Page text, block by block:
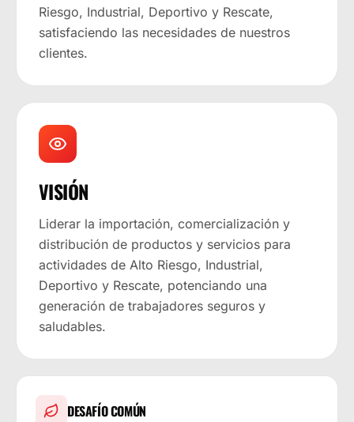
Riesgo, Industrial, Deportivo y Rescate,
satisfaciendo las necesidades de nuestros
clientes.
VISIÓN
Liderar la importación, comercialización y
distribución de productos y servicios para
actividades de Alto Riesgo, Industrial,
Deportivo y Rescate, potenciando una
generación de trabajadores seguros y
saludables.
DESAFÍO COMÚN